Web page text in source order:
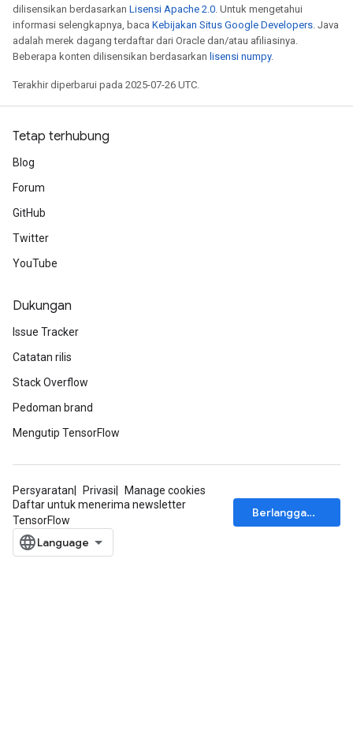
dilisensikan berdasarkan Lisensi Apache 2.0. Untuk mengetahui
informasi selengkapnya, baca Kebijakan Situs Google Developers. Java
adalah merek dagang terdaftar dari Oracle dan/atau afiliasinya.
Beberapa konten dilisensikan berdasarkan lisensi numpy.
Terakhir diperbarui pada 2025-07-26 UTC.
Tetap terhubung
Blog
Forum
GitHub
Twitter
YouTube
Dukungan
Issue Tracker
Catatan rilis
Stack Overflow
Pedoman brand
Mengutip TensorFlow
Persyaratan Privasi
Manage cookies
Daftar untuk menerima newsletter
TensorFlow
Berlangganan